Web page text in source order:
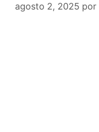
agosto 2, 2025 por